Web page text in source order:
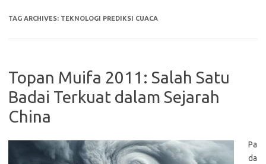
TAG ARCHIVES: TEKNOLOGI PREDIKSI CUACA
Topan Muifa 2011: Salah Satu
Badai Terkuat dalam Sejarah
China
Pa
da